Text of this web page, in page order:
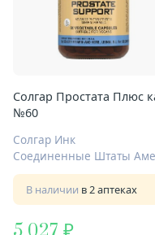
Солгар Простата Плюс
№60
Солгар Инк
В наличии в 2 аптеках